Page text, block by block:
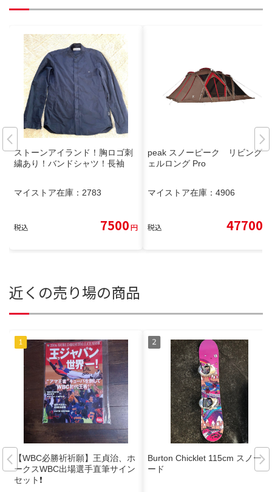
ストーンアイランド！胸ロゴ刺
繍あり！バンドシャツ！長袖
マイストア在庫： 2783
税込 7500円
peak スノーピーク リビングシ
ェルロング Pro
マイストア在庫： 4906
税込 47700
近くの売り場の商品
【WBC必勝祈祈願】王貞治、ホ
ークスWBC出場選手直筆サイン
セット❗
Burton Chicklet 115cm スノーボ
ード